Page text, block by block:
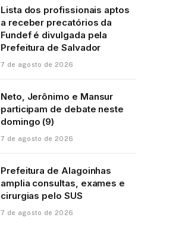
Lista dos profissionais aptos
a receber precatórios da
Fundef é divulgada pela
Prefeitura de Salvador
7 de agosto de 2026
Neto, Jerônimo e Mansur
participam de debate neste
domingo (9)
7 de agosto de 2026
Prefeitura de Alagoinhas
amplia consultas, exames e
cirurgias pelo SUS
7 de agosto de 2026